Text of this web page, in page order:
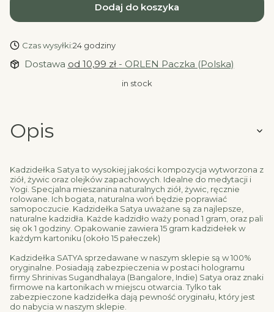
Dodaj do koszyka
Czas wysyłki:24 godziny
Dostawa od 10,99 zł - ORLEN Paczka (Polska)
in stock
Opis
Kadzidełka Satya to wysokiej jakości kompozycja wytworzona z
ziół, żywic oraz olejków zapachowych. Idealne do medytacji i
Yogi. Specjalna mieszanina naturalnych ziół, żywic, ręcznie
rolowane. Ich bogata, naturalna woń będzie poprawiać
samopoczucie. Kadzidełka Satya uważane są za najlepsze,
naturalne kadzidła. Każde kadzidło waży ponad 1 gram, oraz pali
się ok 1 godziny. Opakowanie zawiera 15 gram kadzidełek w
każdym kartoniku (około 15 pałeczek)
Kadzidełka SATYA sprzedawane w naszym sklepie są w 100%
oryginalne. Posiadają zabezpieczenia w postaci hologramu
firmy Shrinivas Sugandhalaya (Bangalore, Indie) Satya oraz znaki
firmowe na kartonikach w miejscu otwarcia. Tylko tak
zabezpieczone kadzidełka dają pewność oryginału, który jest
do nabycia w naszym sklepie.